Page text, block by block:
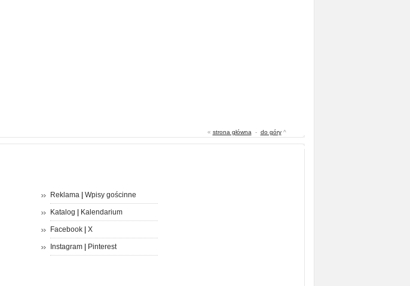
« strona główna - do góry^
Reklama| Wpisy gościnne
Katalog | Kalendarium
Facebook| X
Instagram| Pinterest